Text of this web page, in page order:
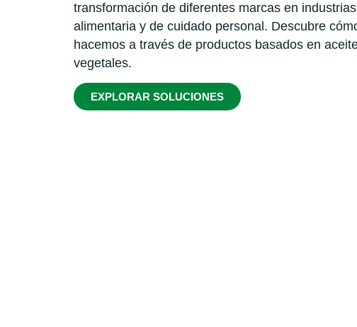
transformación de diferentes marcas en
alimentaria y de cuidado personal. Descubre
hacemos a través de productos basados en
vegetales.
EXPLORAR SOLUCIONES